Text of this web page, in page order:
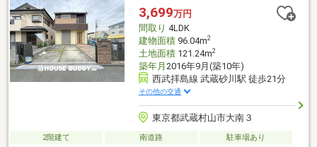
ＳＳ】・多摩都市モノレール「上北台」駅・・・徒歩約15分・市
立第七小学校・・・徒歩約6分・市立第一中学校・・・徒歩約11
分
3,699万円
間取り 4LDK
建物面積96.04m2
土地面積121.24m2
築年月 2016年9月(築10年)
西武拝島線 武蔵砂川駅 徒歩21分
その他の交通
東京都武蔵村山市大南３
2階建て 南道路
駐車場あり